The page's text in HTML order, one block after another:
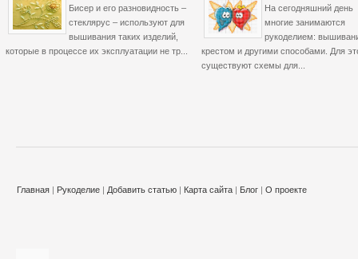
Бисер и его разновидность –
стеклярус – используют для
вышивания таких изделий,
которые в процессе их эксплуатации не тр...
На сегодняшний день
многие занимаются
рукоделием:
крестом и другими способами. Для
существуют схемы для...
Главная | Рукоделие | Добавить статью | Карта сайта | Блог | О проекте